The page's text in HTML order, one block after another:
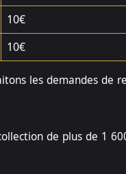
10€
10€
les demandes de
de plus de 1